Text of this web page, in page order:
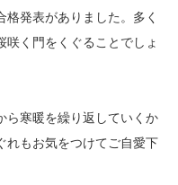
発表がありました。多く
く門をくぐることでしょ
ら寒暖を繰り返していくか
れもお気をつけてご自愛下